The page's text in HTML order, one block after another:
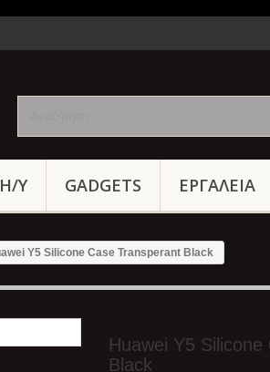
Η/Υ GADGETS ΕΡΓΑΛΕΙΑ
Y5 Silicone Case Transperant Black
Huawei Y5
Black